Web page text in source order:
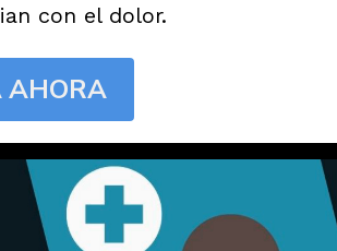
con el dolor.
AHORA